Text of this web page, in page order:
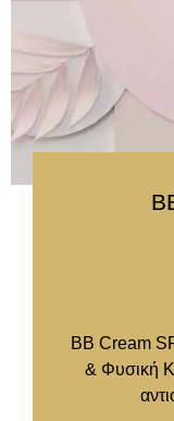
BB Cream
& Φυσική